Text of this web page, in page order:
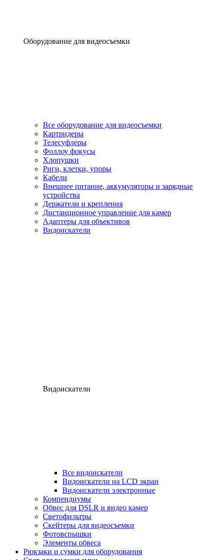
Оборудование для видеосъемки
Все оборудование для видеосъемки
Картридеры
Телесуфлеры
Фоллоу фокусы
Хлопушки
Риги, клетки, упоры
Кабели
Внешнее питание, аккумуляторы и зарядные
устройства
Держатели и крепления
Дистанционное управление для камер
Адаптеры для объективов
Видоискатели
Видоискатели
Все видоискатели
Видоискатели на LCD экран
Видоискатели электронные
Компендиумы
Обвес для DSLR и видео камер
Светофильтры
Скейтеры для видеосъемки
Фотовспышки
Элементы обвеса
Рюкзаки и сумки для оборудования